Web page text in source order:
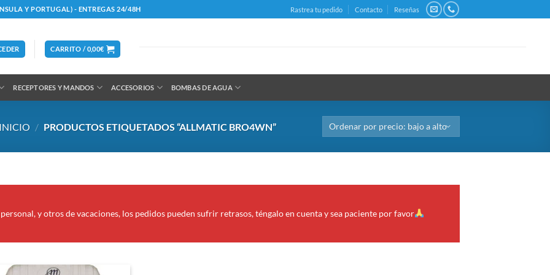
Y PORTUGAL) - ENTREGAS 24/48H Rastrea tu pedido Contacto Reseñas
CARRITO /0,00€
RECEPTORES Y MANDOS ACCESORIOS BOMBAS DE AGUA
INICIO / PRODUCTOS ETIQUETADOS “ALLMATIC BRO4WN”
y otros de vacaciones, los pedidos pueden sufrir retrasos, téngalo en cuenta y sea paciente por favor